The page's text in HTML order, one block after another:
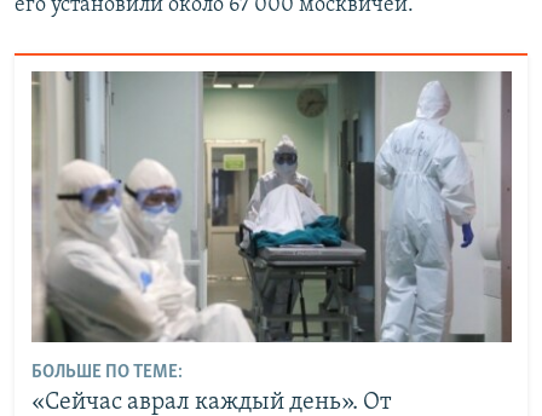
его установили около 67 000 москвичей.
БОЛЬШЕ ПО ТЕМЕ:
«Сейчас аврал каждый день». От